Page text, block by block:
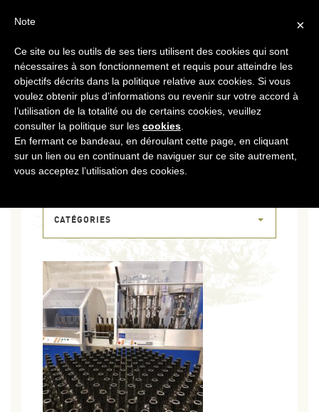
MENU
20180411_141340
CATÉGORIES
×
Note
Ce site ou les outils de ses tiers utilisent des cookies qui sont
nécessaires à son fonctionnement et requis pour atteindre les
objectifs décrits dans la politique relative aux cookies. Si vous
voulez obtenir plus d’informations ou revenir sur votre accord à
l’utilisation de la totalité ou de certains cookies, veuillez
consulter la politique sur les cookies
En fermant ce bandeau, en déroulant cette page, en cliquant
sur un lien ou en continuant de naviguer sur ce site autrement,
vous acceptez l’utilisation des cookies.